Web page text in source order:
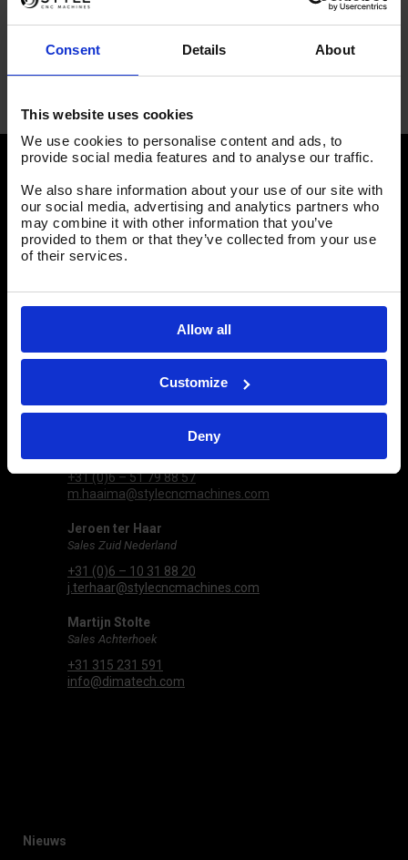
Consent Details About
This website uses cookies
We use cookies to personalise content and ads, to
provide social media features and to analyse our traffic.
We also share information about your use of our site with
our social media, advertising and analytics partners who
may combine it with other information that you’ve
provided to them or that they’ve collected from your use
of their services.
Allow all
Customize
Deny
Heb je nog vragen?
Sales Noord & Oost Nederland
+31 (0)6 – 12 62 63 39
+31 (0)6 – 51 79 88 57
m.haaima@stylecncmachines.com
Jeroen ter Haar
Sales Zuid Nederland
+31 (0)6 – 10 31 88 20
j.terhaar@stylecncmachines.com
Martijn Stolte
Sales Achterhoek
+31 315 231 591
info@dimatech.com
Nieuws